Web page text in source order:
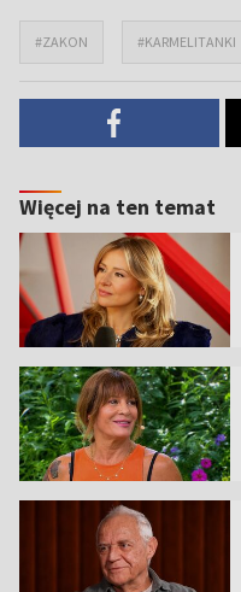
#ZAKON #KARMELITANKI
Więcej na ten temat